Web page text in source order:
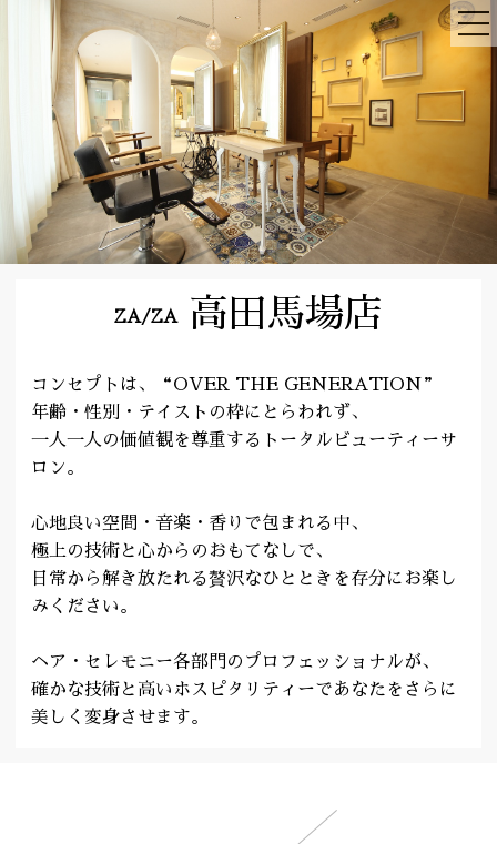
ZA/ZA 高田馬場店
コンセプトは、“OVER THE GENERATION”
年齢・性別・テイストの枠にとらわれず、
一人一人の価値観を尊重するトータルビューティーサ
ロン。
心地良い空間・音楽・香りで包まれる中、
極上の技術と心からのおもてなしで、
日常から解き放たれる贅沢なひとときを存分にお楽し
みください。
ヘア・セレモニー各部門のプロフェッショナルが、
確かな技術と高いホスピタリティーであなたをさらに
美しく変身させます。